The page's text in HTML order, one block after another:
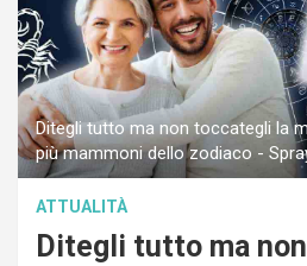
Ditegli tutto ma non toccategli la
più mammoni dello zodiaco -
ATTUALITÀ
Ditegli tutto ma